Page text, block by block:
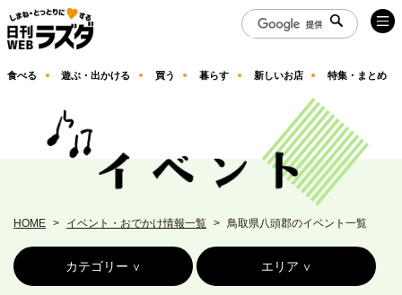
食べる 遊ぶ・出かける 買う 暮らす 新しいお店 特集・まとめ
HOME イベント・おでかけ情報一覧 鳥取県八頭郡のイベント一覧
カテゴリー エリア